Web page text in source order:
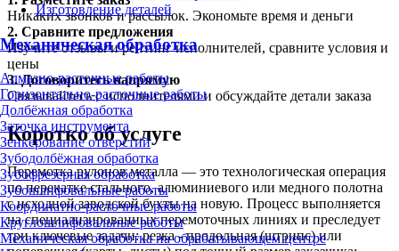
Изготовление деталей
Механическая обработка
Алмазно-расточные работы
Горизонтально-расточные работы
Долбёжная обработка
Заточка инструмента
Зенкерование отверстий
Зубодолбёжная обработка
Зубофрезерная обработка
Зубошлифовальные работы
Координатно-расточные работы
Круглошлифовальные работы
Механическая обработка на обрабатывающем центре
Никаких звонков и рассылок. Экономьте время и деньги
2. Сравните предложения
Изучите отзывы и рейтинг исполнителей, сравните условия и
цены
3.Договоритесь напрямую
Связывайтесь с исполнителями и обсуждайте детали заказа
Коротко об услуге
Перемотка рулонов металла — это технологическая операция
по перекатке стального, алюминиевого или медного полотна
с исходной заводской бухты на новую. Процесс выполняется
на специализированных перемоточных линиях и преследует
три ключевые задачи: резка - продольная (штрипс) или